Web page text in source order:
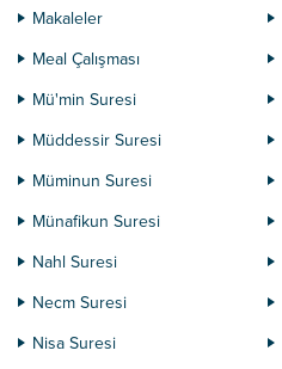
Makaleler
Meal Çalışması
Mü'min Suresi
Müddessir Suresi
Müminun Suresi
Münafikun Suresi
Nahl Suresi
Necm Suresi
Nisa Suresi